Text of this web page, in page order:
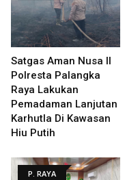
Satgas Aman Nusa II
Polresta Palangka
Raya Lakukan
Pemadaman Lanjutan
Karhutla Di Kawasan
Hiu Putih
P. RAYA